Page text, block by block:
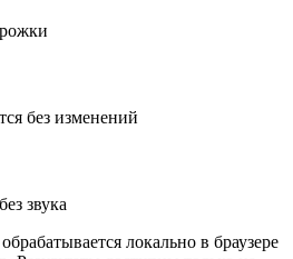
без изменений
звука
локально в браузере